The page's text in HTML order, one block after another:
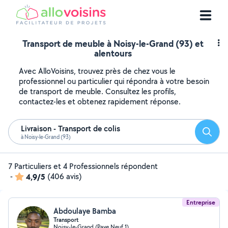
Transport de meuble à Noisy-le-Grand (93) et
alentours
Avec AlloVoisins, trouvez près de chez vous le
professionnel ou particulier qui répondra à votre besoin
de transport de meuble. Consultez les profils,
contactez-les et obtenez rapidement réponse.
Livraison - Transport de colis
à Noisy-le-Grand (93)
7 Particuliers et 4 Professionnels répondent
-
4,9/5 (406 avis)
Entreprise
Abdoulaye Bamba
Transport